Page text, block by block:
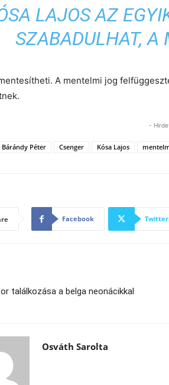
LAJOS AZ
SZABADULHAT, A
A mentelmi jog
-
Bárándy Péter Csenger Kósa Lajos
Facebook Twitter
találkozása a belga neonácikkal
Osváth Sarolta